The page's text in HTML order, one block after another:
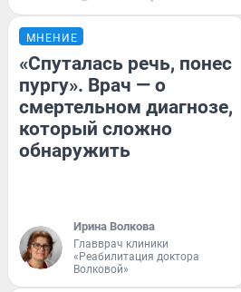
МНЕНИЕ
«Спуталась речь, понес
пургу». Врач — о
смертельном диагнозе,
который сложно
обнаружить
Ирина Волкова
Главврач клиники
«Реабилитация доктора
Волковой»